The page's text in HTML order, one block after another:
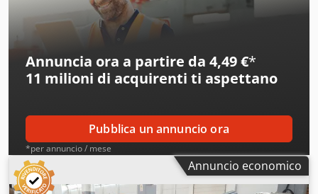
Annuncia ora a partire da 4,49 €*
11 milioni di acquirenti ti aspettano
Pubblica un annuncio ora
*per annuncio / mese
Annuncio economico